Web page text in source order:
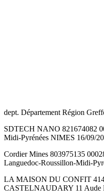
dept. Département Région
SDTECH NANO 821674082
Midi-Pyrénées NIMES 16/09/
Cordier Mines 803975135
Languedoc-Roussillon-Midi-
LA MAISON DU CONFIT
CASTELNAUDARY 11 Aude